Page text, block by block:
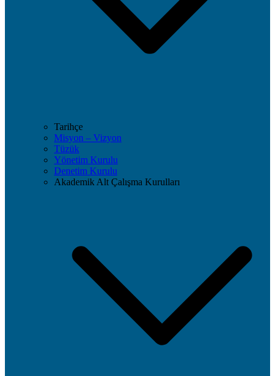
Tarihçe
Misyon – Vizyon
Tüzük
Yönetim Kurulu
Denetim Kurulu
Akademik Alt Çalışma Kurulları